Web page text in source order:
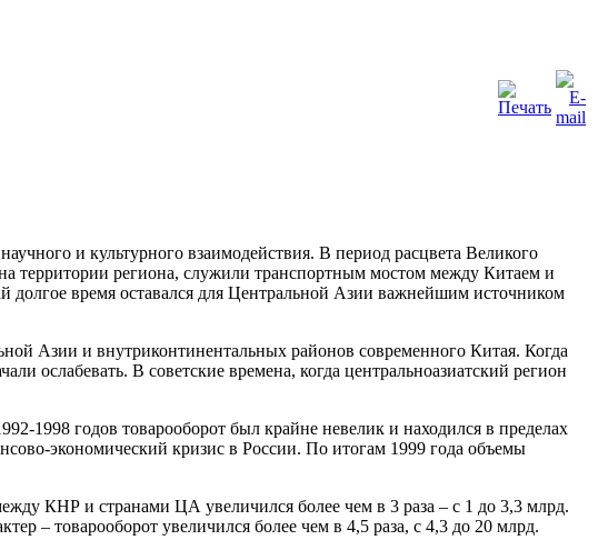
и культурного взаимодействия. В период расцвета Великого
территории региона, служили транспортным мостом между Китаем и
время оставался для Центральной Азии важнейшим источником
Азии и внутриконтинентальных районов современного Китая. Когда
ослабевать. В советские времена, когда центральноазиатский регион
1998 годов товарооборот был крайне невелик и находился в пределах
экономический кризис в России. По итогам 1999 года объемы
КНР и странами ЦА увеличился более чем в 3 раза – с 1 до 3,3 млрд.
– товарооборот увеличился более чем в 4,5 раза, с 4,3 до 20 млрд.